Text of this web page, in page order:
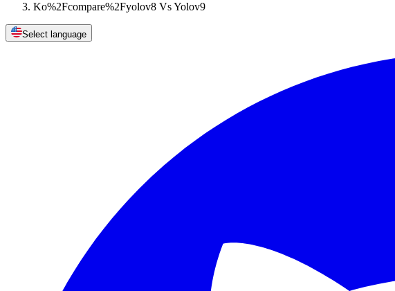
Ko%2Fcompare%2Fyolov8 Vs Yolov9
Select language